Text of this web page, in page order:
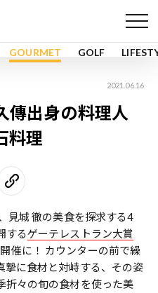
GOURMET GOLF
2021.06.16
傳出身の料理人
料理
見城 徹の美食を探求する4
するゲーテレストラン大賞
催に！ カウンターの前で繰
摯に食材と対峙する、その姿
折々の旬の食材を使った美